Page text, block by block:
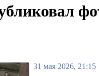
31 мая 2026, 21:15